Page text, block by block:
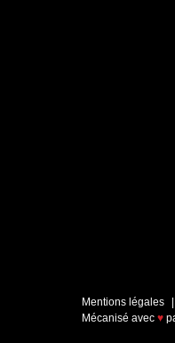
Mentions légales
Mécanisé avec ♥